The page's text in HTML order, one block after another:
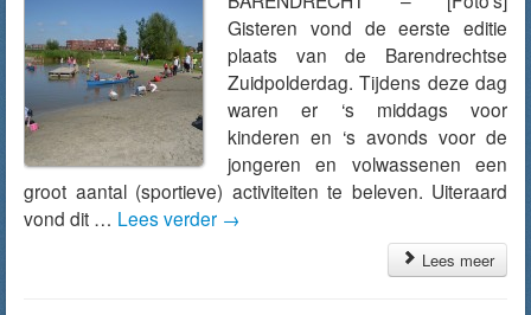
Gisteren vond de eerste editie
plaats van de Barendrechtse
Zuidpolderdag. Tijdens deze dag
waren er ‘s middags voor
kinderen en ‘s avonds voor de
jongeren en volwassenen een
groot aantal (sportieve) activiteiten te beleven. Uiteraard
vond dit … Lees verder →
Lees meer